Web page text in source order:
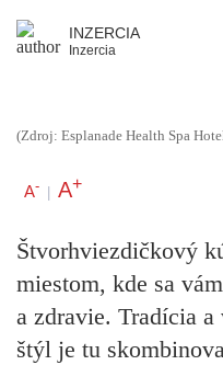
INZERCIA
Inzercia
(Zdroj: Esplanade Health Spa
A- | A+
Štvorhviezdičkový
miestom, kde sa
a zdravie. Tradícia
štýl je tu